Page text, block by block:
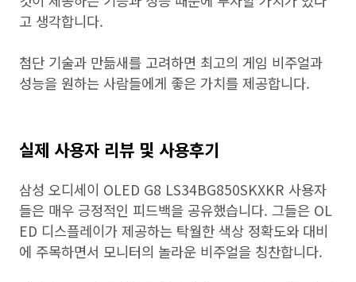
고 생각합니다.
첨단 기술과 만듦새를 고려하면 최고의 게임 비주얼과
성능을 원하는 사람들에게 좋은 가치를 제공합니다.
실제 사용자 리뷰 및 사용후기
삼성 오디세이 OLED G8 LS34BG850SKXKR 사용자
들은 매우 긍정적인 피드백을 공유했습니다. 그들은 OL
ED 디스플레이가 제공하는 탁월한 색상 정확도와 대비
에 주목하면서 모니터의 놀라운 비주얼을 칭찬합니다.